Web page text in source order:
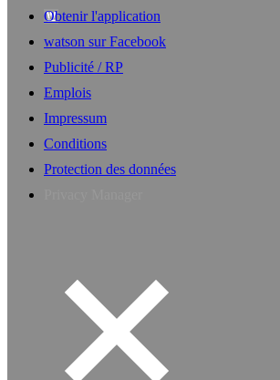
Obtenir l'application
watson sur Facebook
Publicité / RP
Emplois
Impressum
Conditions
Protection des données